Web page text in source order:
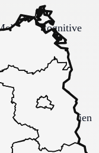
kognitive
Muss-Kriterien